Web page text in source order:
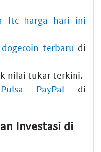
ltc harga hari ini
terbaru di
nilai tukar terkini.
PayPal di
Investasi di